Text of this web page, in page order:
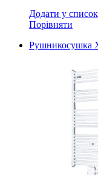
Додати у
Порівняти
Рушникосушка